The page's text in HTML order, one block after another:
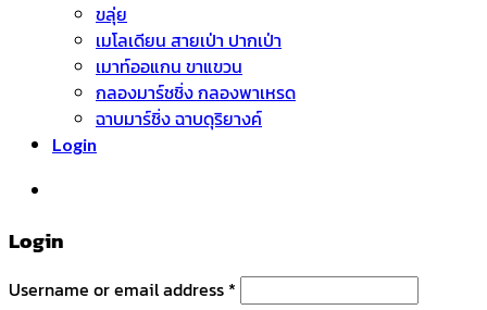
ขลุ่ย
เมโลเดียน สายเป่า ปากเป่า
เมาท์ออแกน ขาแขวน
กลองมาร์ชชิ่ง กลองพาเหรด
ฉาบมาร์ชิ่ง ฉาบดุริยางค์
Login
Login
Username or email address *